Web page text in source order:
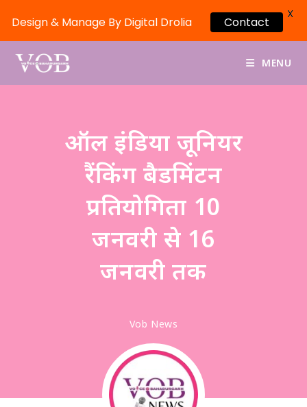
MENU
ऑल इंडिया जूनियर
रैंकिंग बैडमिंटन
प्रतियोगिता 10
जनवरी से 16
जनवरी तक
Vob News
Design & Manage By Digital Drolia Contact
X